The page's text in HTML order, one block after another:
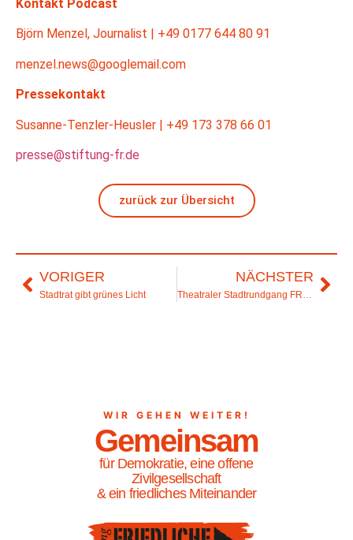
Kontakt Podcast
Björn Menzel, Journalist | +49 0177 644 80 91
menzel.news@googlemail.com
Pressekontakt
Susanne-Tenzler-Heusler | +49 173 378 66 01
presse@stiftung-fr.de
zurück zur Übersicht
VORIGER
Stadtrat gibt grünes Licht
NÄCHSTER
Theatraler Stadtrundgang FRITZI WAR DABEI geht in die 3. Runde
WIR GEHEN WEITER!
Gemeinsam
für Demokratie, eine offene
Zivilgesellschaft
& ein friedliches Miteinander